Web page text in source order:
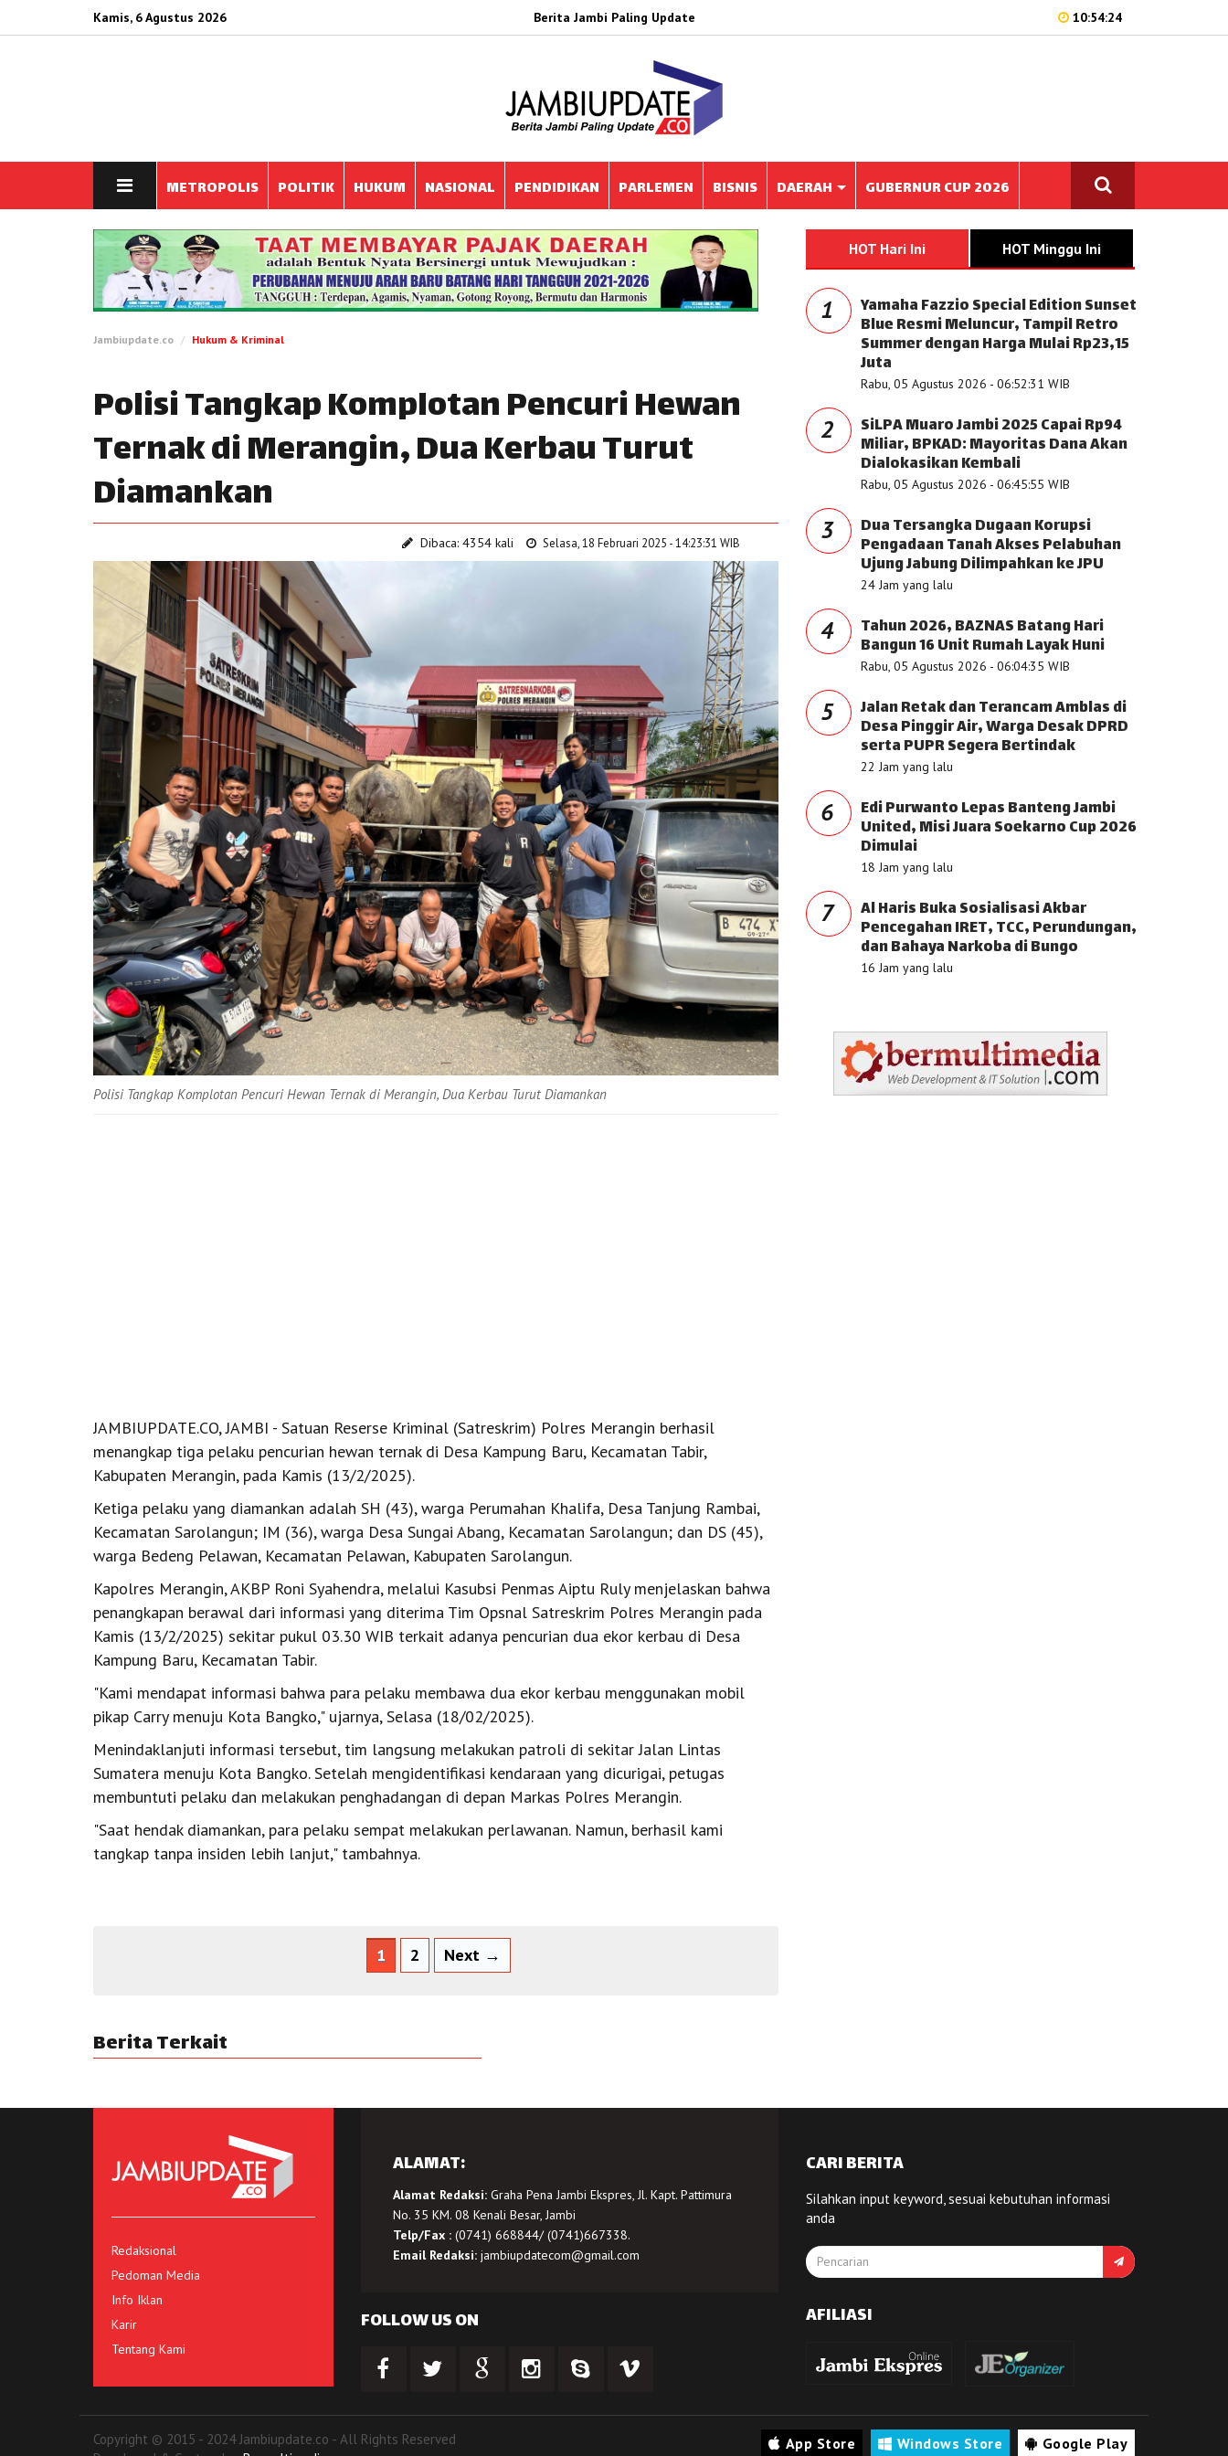
Kamis, 6 Agustus 2026 Berita Jambi Paling Update 10:54:24
METROPOLIS POLITIK HUKUM NASIONAL PENDIDIKAN PARLEMEN BISNIS DAERAH GUBERNUR CUP 2026
Jambiupdate.co Hukum & Kriminal
Polisi Tangkap Komplotan Pencuri Hewan
Ternak di Merangin, Dua Kerbau Turut
Diamankan
Dibaca: 4354 kali Selasa, 18 Februari 2025 - 14:23:31 WIB
Polisi Tangkap Komplotan Pencuri Hewan Ternak di Merangin, Dua Kerbau Turut Diamankan
JAMBIUPDATE.CO, JAMBI - Satuan Reserse Kriminal (Satreskrim) Polres Merangin berhasil
menangkap tiga pelaku pencurian hewan ternak di Desa Kampung Baru, Kecamatan Tabir,
Kabupaten Merangin, pada Kamis (13/2/2025).
Ketiga pelaku yang diamankan adalah SH (43), warga Perumahan Khalifa, Desa Tanjung Rambai,
Kecamatan Sarolangun; IM (36), warga Desa Sungai Abang, Kecamatan Sarolangun; dan DS (45),
warga Bedeng Pelawan, Kecamatan Pelawan, Kabupaten Sarolangun.
Kapolres Merangin, AKBP Roni Syahendra, melalui Kasubsi Penmas Aiptu Ruly menjelaskan bahwa
penangkapan berawal dari informasi yang diterima Tim Opsnal Satreskrim Polres Merangin pada
Kamis (13/2/2025) sekitar pukul 03.30 WIB terkait adanya pencurian dua ekor kerbau di Desa
Kampung Baru, Kecamatan Tabir.
"Kami mendapat informasi bahwa para pelaku membawa dua ekor kerbau menggunakan mobil
pikap Carry menuju Kota Bangko," ujarnya, Selasa (18/02/2025).
Menindaklanjuti informasi tersebut, tim langsung melakukan patroli di sekitar Jalan Lintas
Sumatera menuju Kota Bangko. Setelah mengidentifikasi kendaraan yang dicurigai, petugas
membuntuti pelaku dan melakukan penghadangan di depan Markas Polres Merangin.
"Saat hendak diamankan, para pelaku sempat melakukan perlawanan. Namun, berhasil kami
tangkap tanpa insiden lebih lanjut," tambahnya.
1 2 Next →
Berita Terkait
HOT Hari Ini HOT Minggu Ini
1 Yamaha Fazzio Special Edition Sunset
Blue Resmi Meluncur, Tampil Retro
Summer dengan Harga Mulai Rp23,15
Juta
Rabu, 05 Agustus 2026 - 06:52:31 WIB
2 SiLPA Muaro Jambi 2025 Capai Rp94
Miliar, BPKAD: Mayoritas Dana Akan
Dialokasikan Kembali
Rabu, 05 Agustus 2026 - 06:45:55 WIB
3 Dua Tersangka Dugaan Korupsi
Pengadaan Tanah Akses Pelabuhan
Ujung Jabung Dilimpahkan ke JPU
24 Jam yang lalu
4 Tahun 2026, BAZNAS Batang Hari
Bangun 16 Unit Rumah Layak Huni
Rabu, 05 Agustus 2026 - 06:04:35 WIB
5 Jalan Retak dan Terancam Amblas di
Desa Pinggir Air, Warga Desak DPRD
serta PUPR Segera Bertindak
22 Jam yang lalu
6 Edi Purwanto Lepas Banteng Jambi
United, Misi Juara Soekarno Cup 2026
Dimulai
18 Jam yang lalu
7 Al Haris Buka Sosialisasi Akbar
Pencegahan IRET, TCC, Perundungan,
dan Bahaya Narkoba di Bungo
16 Jam yang lalu
Redaksional
Pedoman Media
Info Iklan
Karir
Tentang Kami
ALAMAT:
Alamat Redaksi:Graha Pena Jambi Ekspres, Jl. Kapt. Pattimura
No. 35 KM. 08 Kenali Besar, Jambi
Telp/Fax :(0741) 668844/ (0741)667338.
Email Redaksi: jambiupdatecom@gmail.com
FOLLOW US ON
CARI BERITA
Silahkan input keyword, sesuai kebutuhan informasi
anda
AFILIASI
Copyright © 2015 - 2024 Jambiupdate.co - All Rights Reserved
App Store Windows Store Google Play